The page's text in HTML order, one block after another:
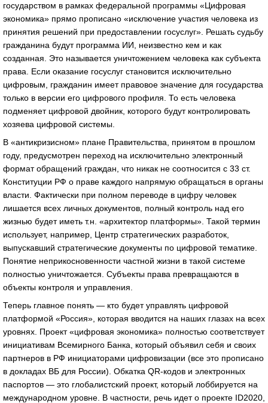
государством в рамках федеральной программы «Цифровая
экономика» прямо прописано «исключение участия человека из
принятия решений при предоставлении госуслуг». Решать судьбу
гражданина будут программа ИИ, неизвестно кем и как
созданная. Это называется уничтожением человека как субъекта
права. Если оказание госуслуг становится исключительно
цифровым, гражданин имеет правовое значение для государства
только в версии его цифрового профиля. То есть человека
подменяет цифровой двойник, которого будут контролировать
хозяева цифровой системы.
В «антикризисном» плане Правительства, принятом в прошлом
году, предусмотрен переход на исключительно электронный
формат обращений граждан, что никак не соотносится с 33 ст.
Конституции РФ о праве каждого напрямую обращаться в органы
власти. Фактически при полном переводе в цифру человек
лишается всех личных документов, полный контроль над его
жизнью будет иметь т.н. «архитектор платформы». Такой термин
использует, например, Центр стратегических разработок,
выпускавший стратегические документы по цифровой тематике.
Понятие неприкосновенности частной жизни в такой системе
полностью уничтожается. Субъекты права превращаются в
объекты контроля и управления.
Теперь главное понять — кто будет управлять цифровой
платформой «Россия», которая вводится на наших глазах на всех
уровнях. Проект «цифровая экономика» полностью соответствует
инициативам Всемирного Банка, который объявил себя и своих
партнеров в РФ инициаторами цифровизации (все это прописано
в докладах ВБ для России). Обкатка QR-кодов и электронных
паспортов — это глобалистский проект, который лоббируется на
международном уровне. В частности, речь идет о проекте ID2020,